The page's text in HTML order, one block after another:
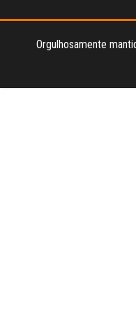
Orgulhosamente